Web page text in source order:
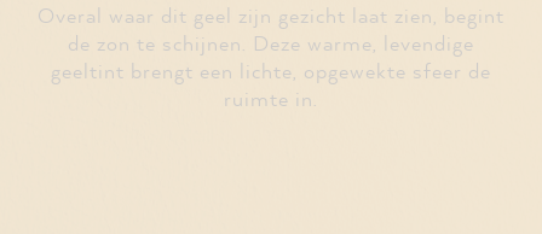
Overal waar dit geel zijn gezicht laat zien, begint
de zon te schijnen. Deze warme, levendige
geeltint brengt een lichte, opgewekte sfeer de
ruimte in.